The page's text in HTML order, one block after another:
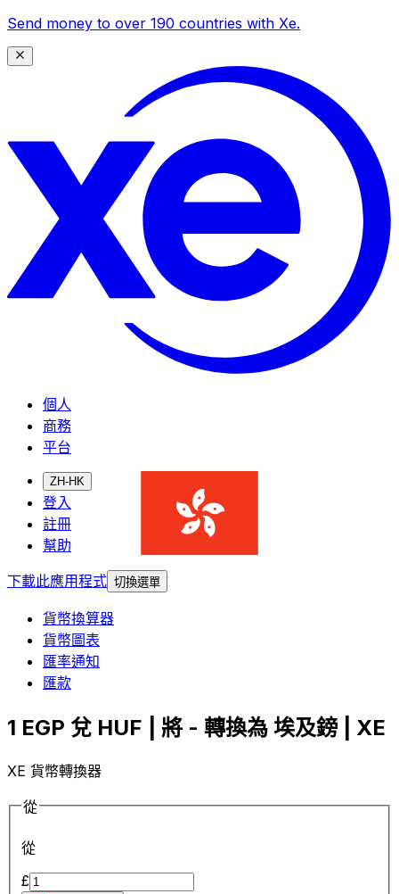
Send money to over 190 countries with Xe.
個人
商務
平台
ZH-HK
登入
註冊
幫助
下載此應用程式 切換選單
貨幣換算器
貨幣圖表
匯率通知
匯款
1 EGP 兌 HUF | 將 - 轉換為 埃及鎊 | XE
XE 貨幣轉換器
從
從
£